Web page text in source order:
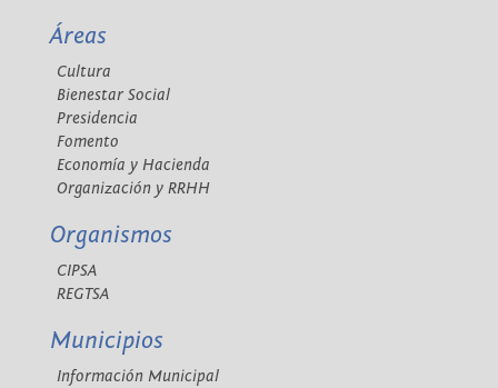
Áreas
Cultura
Bienestar Social
Presidencia
Fomento
Economía y Hacienda
Organización y RRHH
Organismos
CIPSA
REGTSA
Municipios
Información Municipal